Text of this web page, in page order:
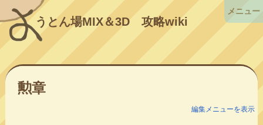
うとん場MIX＆3D攻略wiki
勲章
編集メニューを表示
メニュー